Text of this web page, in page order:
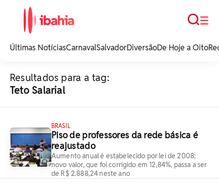
noticias e
☰
Busca
Últimas NotíciasCarnavalSalvadorDiversãoDe Hoje a Oito
Resultados para a tag:
Teto Salarial
BRASIL
Piso de professores da rede básica é
reajustado
Aumento anual é estabelecido por lei de 2008;
novo valor, que foi corrigido em 12,84%, passa a ser
de R$ 2.888,24 neste ano